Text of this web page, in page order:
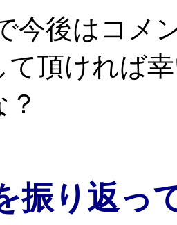
今後はコメ
て頂ければ
振り返